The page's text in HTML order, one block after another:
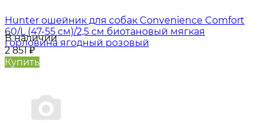
Hunter oшейник для собак Convenience Comfort
60/L (47-55 см)/2,5 см биотановый мягкая
горловина ягодный розовый
В наличии
2 851₽
Купить